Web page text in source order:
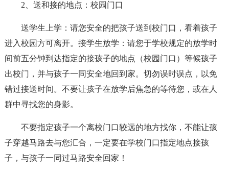
2、送和接的地点：校园门口
送学生上学：请您安全的把孩子送到校门口，看着孩子
进入校园方可离开。接学生放学：请您于学校规定的放学时
间前五分钟到达指定的接孩子的地点（校园门口）等候孩子
出校门，并与孩子一同安全地回到家。切勿误时误点，以免
错过接送时间。不要让孩子在放学后焦急的等待您，或在人
群中寻找您的身影。
不要指定孩子一个离校门口较远的地方找你，不能让孩
子穿越马路去与您汇合，一定要在学校门口指定地点接孩
子，与孩子一同过马路安全回家！